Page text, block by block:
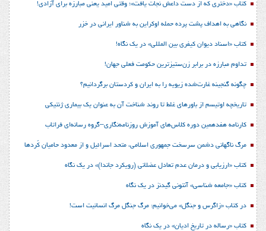
کتاب «دختری که از دست داعش نجات یافت»؛ وقتی امید یعنی مبارزه برای آزادی!
نگاهی به اهداف پشت پرده حمله اوکراین به شناور ایرانی در خزر
کتاب «اسناد دیوان کیفری بین المللی» در یک نگاه!
تداوم مبارزه در برابر زن‌ستیزترین حکومت فعلی جهان!
چگونه گنجینه غارت‌شده زیویه را به ایران و کردستان برگردانیم؟
تاریخچه اوتیسم از باورهای غلط تا روند شناخت آن به عنوان یک بیماری ژنتیکی
کارنامه هفدهمین دوره کلاس‌های آموزش روزنامه‌نگاری–گروه رسانه‌ای فراتاب
مرگ ناگهانی دشمن سرسخت جمهوری اسلامی، متحد اسرائیل و از معدود حامیان کُردها
کتاب «ارزیابی و درمان عدم تعادل عضلانی (رویکرد جاندا)» در یک نگاه
کتاب «جامعه شناسی» آنتونی گیدنز در یک نگاه
در کتاب «زاگرس و جنگل» می‌خوانیم: مرگ جنگل مرگ انسانیت است!
کتاب «رساله در تاریخ ادیان» در یک نگاه